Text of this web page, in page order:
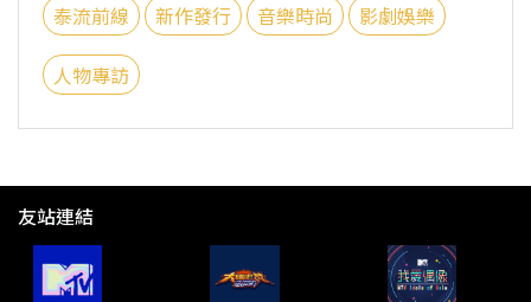
泰流前線 新作發行 音樂時尚 影劇娛樂
人物專訪
友站連結